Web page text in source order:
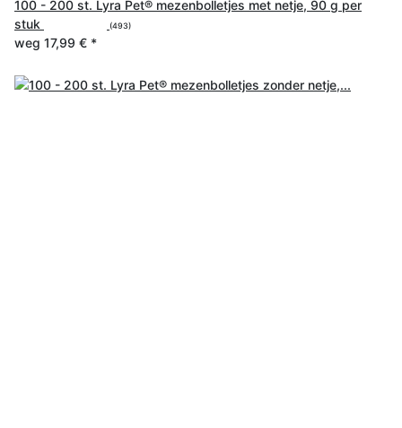
100 - 200 st. Lyra Pet® mezenbolletjes met netje, 90 g per
stuk
(493)
weg 17,99 € *